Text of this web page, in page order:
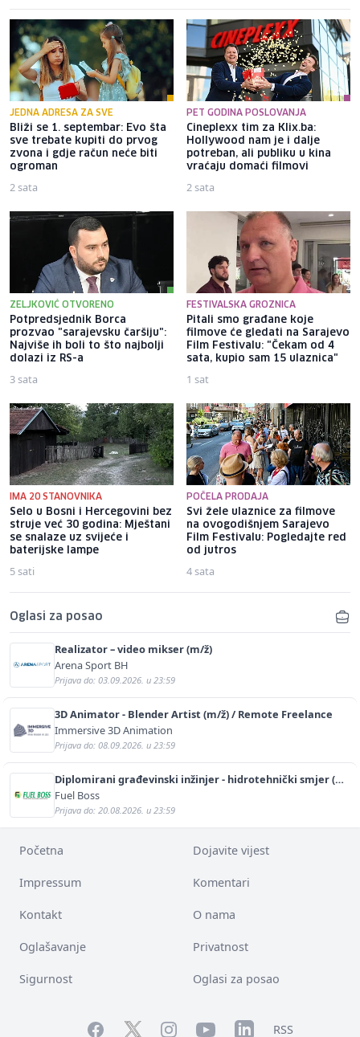
JEDNA ADRESA ZA SVE
Bliži se 1. septembar: Evo šta
sve trebate kupiti do prvog
zvona i gdje račun neće biti
ogroman
2 sata
PET GODINA POSLOVANJA
Cineplexx tim za Klix.ba:
Hollywood nam je i dalje
potreban, ali publiku u kina
vraćaju domaći filmovi
2 sata
ZELJKOVIĆ OTVORENO
Potpredsjednik Borca
prozvao "sarajevsku čaršiju":
Najviše ih boli to što najbolji
dolazi iz RS-a
3 sata
FESTIVALSKA GROZNICA
Pitali smo građane koje
filmove će gledati na Sarajevo
Film Festivalu: "Čekam od 4
sata, kupio sam 15 ulaznica"
1 sat
IMA 20 STANOVNIKA
Selo u Bosni i Hercegovini bez
struje već 30 godina: Mještani
se snalaze uz svijeće i
baterijske lampe
5 sati
POČELA PRODAJA
Svi žele ulaznice za filmove
na ovogodišnjem Sarajevo
Film Festivalu: Pogledajte red
od jutros
4 sata
Oglasi za posao
Realizator – video mikser (m/ž)
Arena Sport BH
Prijava do: 03.09.2026. u 23:59
3D Animator - Blender Artist (m/ž) / Remote Freelance
Immersive 3D Animation
Prijava do: 08.09.2026. u 23:59
Diplomirani građevinski inžinjer - hidrotehnički smjer (m/
ž)
Fuel Boss
Prijava do: 20.08.2026. u 23:59
Početna Dojavite vijest
Impressum Komentari
Kontakt O nama
Oglašavanje Privatnost
Sigurnost Oglasi za posao
FacebookTwitterInstagramYouTubeLinkedInRSS